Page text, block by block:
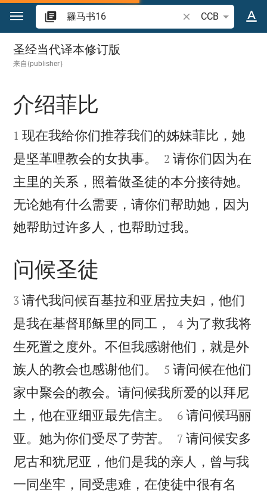
跳转到内容
搜索圣经经文或单词
CCB
羅马书 16
圣经当代译本修订版
来自{publisher｝

介绍菲比

1 现在我给你们推荐我们的姊妹菲比，她
是坚革哩教会的女执事。


2 请你们因为在
主里的关系，照着做圣徒的本分接待她。
无论她有什么需要，请你们帮助她，因为
她帮助过许多人，也帮助过我。

问候圣徒

3 请代我问候百基拉和亚居拉夫妇，他们
是我在基督耶稣里的同工，


4 为了救我将
生死置之度外。不但我感谢他们，就是外
族人的教会也感谢他们。


5 请问候在他们
家中聚会的教会。请问候我所爱的以拜尼
土，他在亚细亚最先信主。


6 请问候玛丽
亚。她为你们受尽了劳苦。


7 请问候安多
尼古和犹尼亚，他们是我的亲人，曾与我
一同坐牢，同受患难，在使徒中很有名